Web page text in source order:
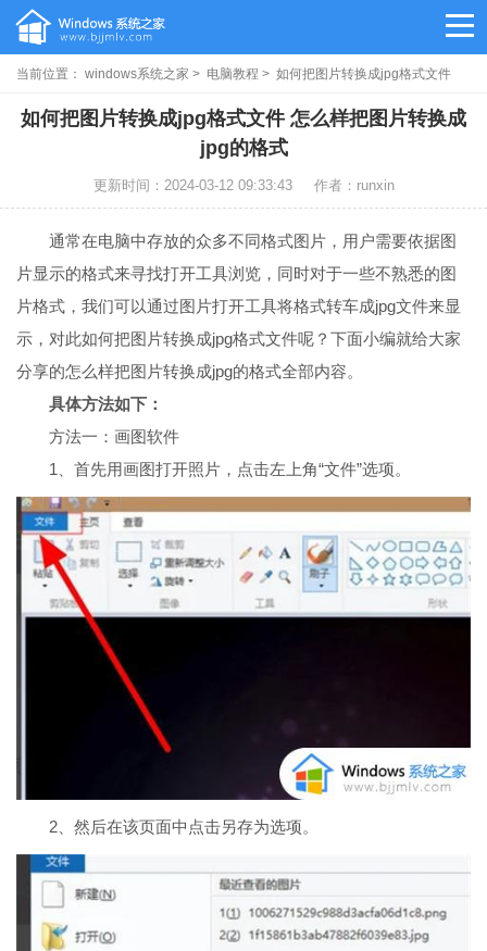
当前位置： windows系统之家 > 电脑教程 > 如何把图片转换成jpg格式文件
如何把图片转换成jpg格式文件 怎么样把图片转换成
jpg的格式
更新时间：2024-03-12 09:33:43 作者：runxin
通常在电脑中存放的众多不同格式图片，用户需要依据图
片显示的格式来寻找打开工具浏览，同时对于一些不熟悉的图
片格式，我们可以通过图片打开工具将格式转车成jpg文件来显
示，对此如何把图片转换成jpg格式文件呢？下面小编就给大家
分享的怎么样把图片转换成jpg的格式全部内容。
具体方法如下：
方法一：画图软件
1、首先用画图打开照片，点击左上角“文件”选项。
2、然后在该页面中点击另存为选项。